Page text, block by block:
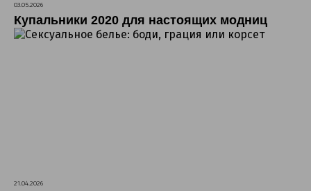
03.05.2026
Купальники 2020 для настоящих модниц
21.04.2026